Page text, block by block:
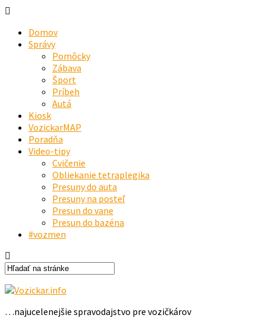
Domov
Správy
Pomôcky
Zábava
Šport
Príbeh
Autá
Kiosk
VozickarMAP
Poradňa
Video-tipy
Cvičenie
Obliekanie tetraplegika
Presuny do auta
Presuny na posteľ
Presun do vane
Presun do bazéna
#vozmen
…najucelenejšie spravodajstvo pre vozičkárov